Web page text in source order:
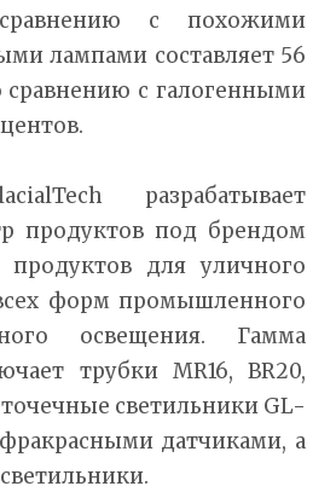
с похожими
лампами составляет 56
сравнению с галогенными
разрабатывает
продуктов под брендом
для уличного
форм промышленного
освещения. Гамма
трубки MR16, BR20,
точечные светильники GL-
датчиками, а